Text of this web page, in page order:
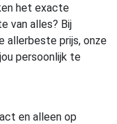
het exacte
van alles? Bij
allerbeste prijs, onze
persoonlijk te
en alleen op